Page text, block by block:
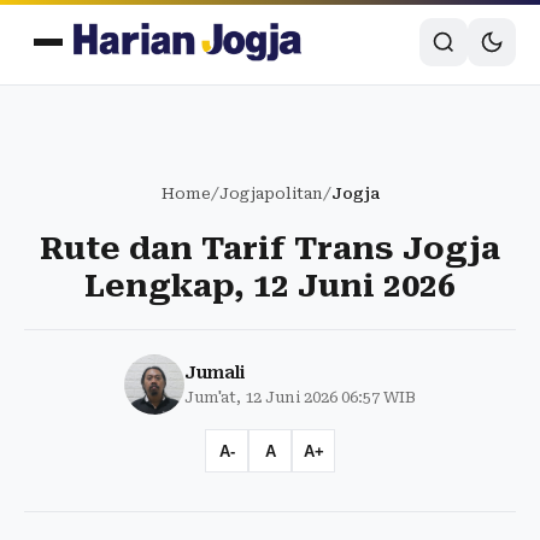
Home/Jogjapolitan/Jogja
Rute dan Tarif Trans Jogja
Lengkap, 12 Juni 2026
Jumali
Jum'at, 12 Juni 2026 06:57 WIB
A- A A+